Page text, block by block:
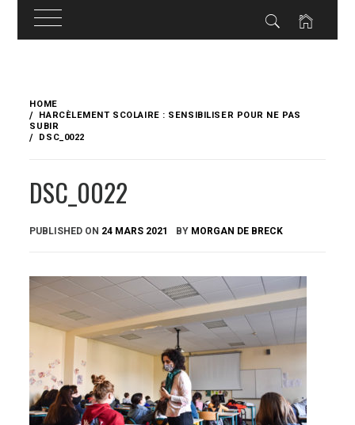
content
HOME
HARCÈLEMENT SCOLAIRE : SENSIBILISER POUR NE PAS
SUBIR
DSC_0022
DSC_0022
PUBLISHED ON 24 MARS 2021 BY MORGAN DE BRECK